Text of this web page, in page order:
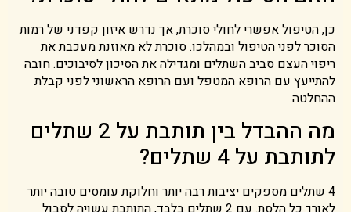
כן, הטיפול אפשרי לחולי סוכרת, אך נדרש איזון קפדני של רמות
הסוכר לפני הטיפול ובמהלכו. סוכרת לא מאוזנת מעכבת את
ריפוי העצם סביב השתלים ומגדילה את הסיכון לסיבוכים. חובה
להתייעץ עם הרופא המטפל ועם הרופא הראשוני לפני קבלת
ההחלטה.
מה ההבדל בין תותבת על 2 שתלים
לתותבת על 4 שתלים?
4 שתלים מספקים יציבות רבה יותר וחלוקת עומסים טובה יותר